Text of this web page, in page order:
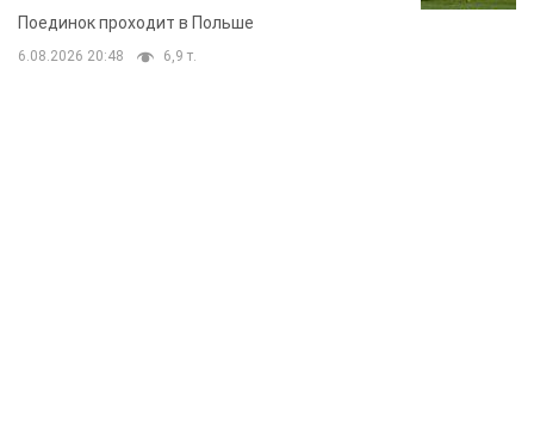
Поединок проходит в Польше
6.08.2026 20:48 6,9 т.